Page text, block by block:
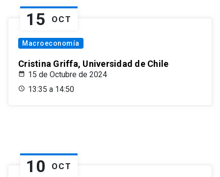
15 OCT
Macroeconomía
Cristina Griffa, Universidad de Chile
15 de Octubre de 2024
13:35 a 14:50
10 OCT